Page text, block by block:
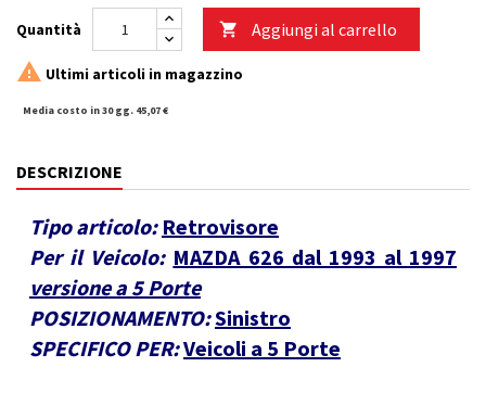
Quantità  Aggiungi al carrello
 Ultimi articoli in magazzino
Media costo in 30 gg. 45,07 €
DESCRIZIONE
Tipo articolo: Retrovisore
Per il Veicolo: MAZDA 626 dal 1993 al 1997
versione a 5 Porte
POSIZIONAMENTO:Sinistro
SPECIFICO PER:Veicoli a 5 Porte